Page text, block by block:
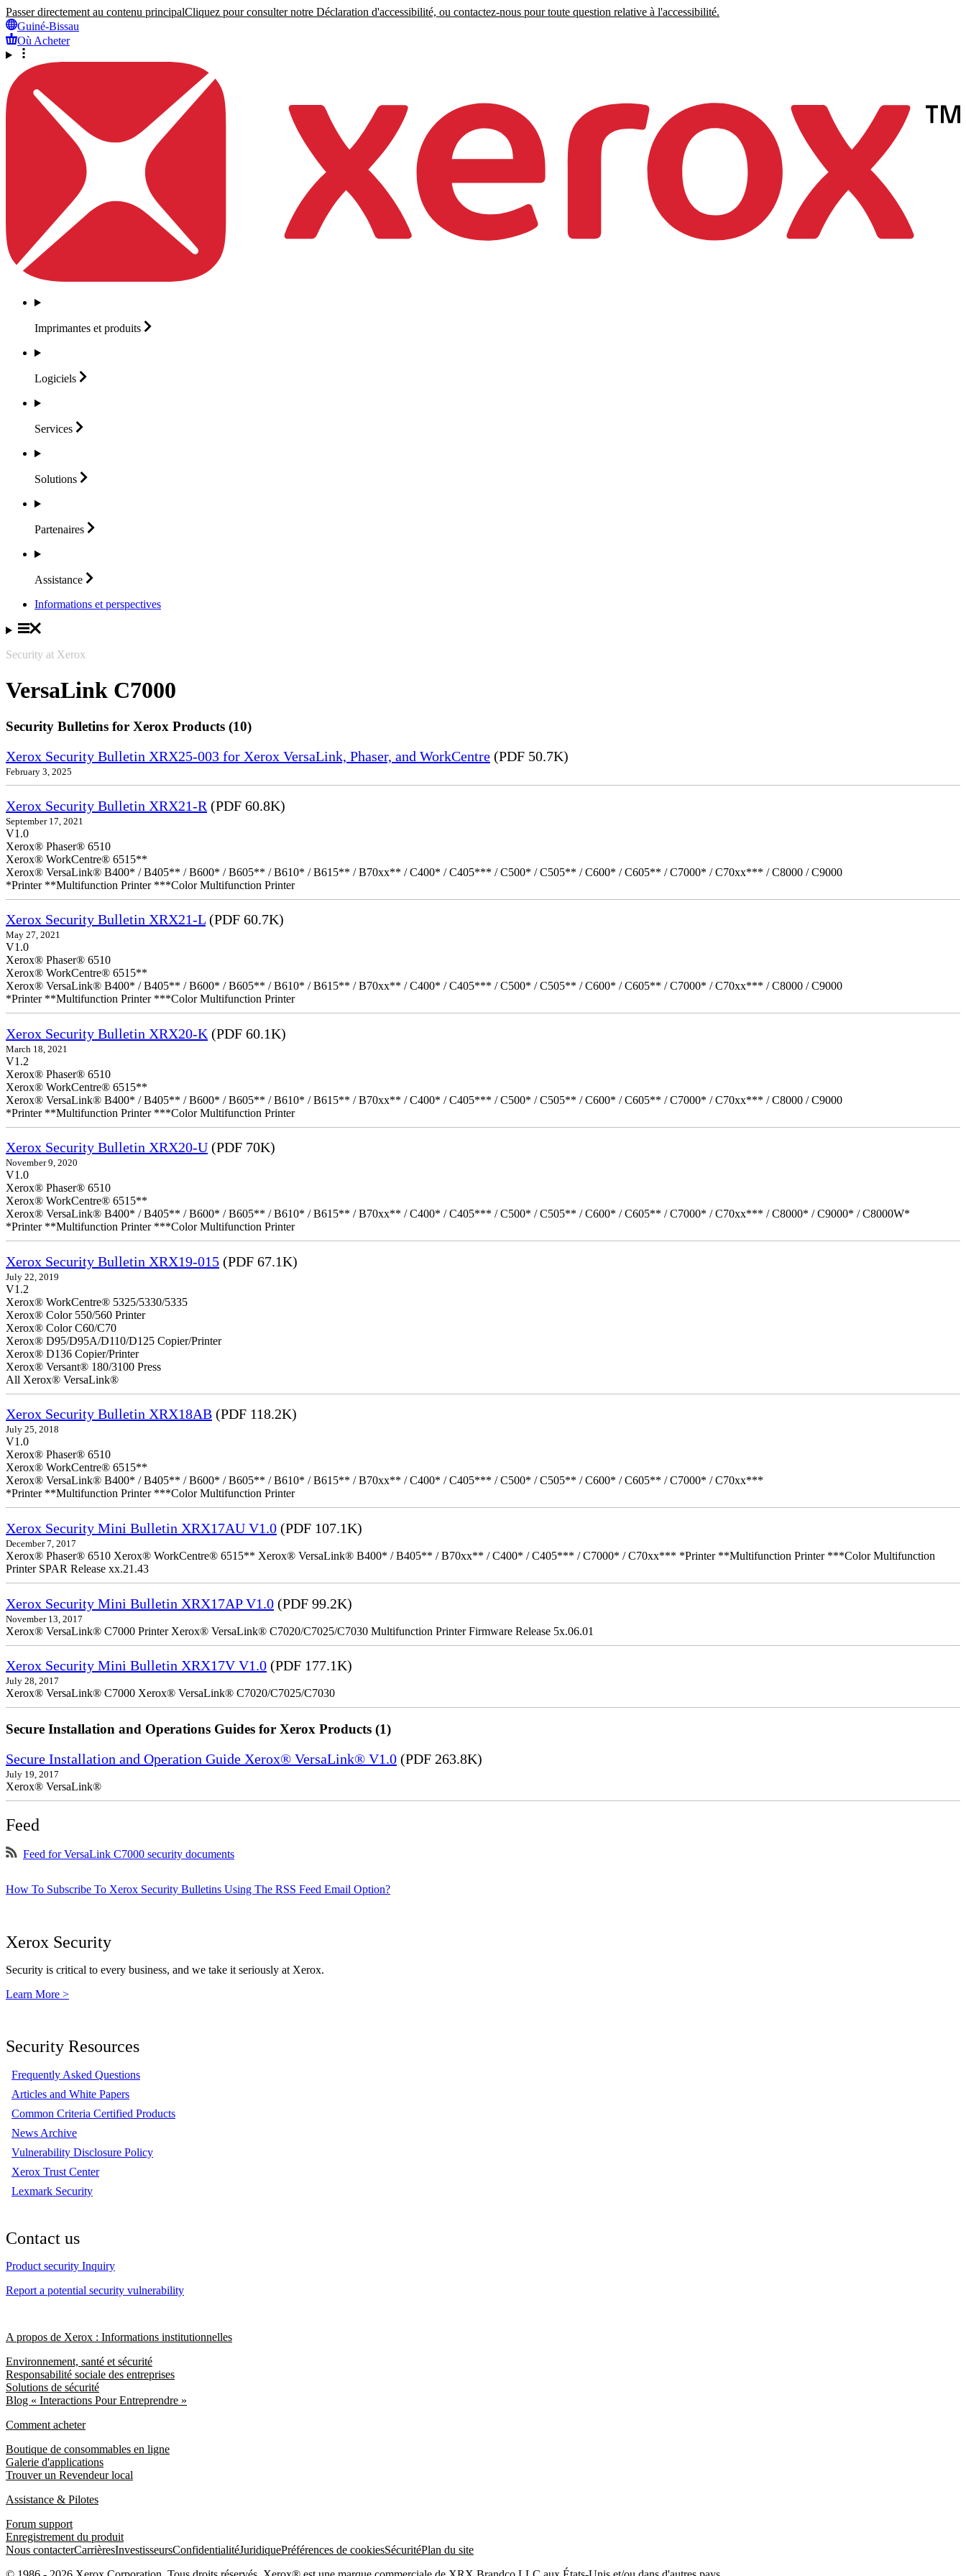
Passer directement au contenu principalCliquez pour consulter notre Déclaration d'accessibilité, ou contactez-nous pour toute question relative à l'accessibilité.
Guiné-Bissau
Où Acheter
Imprimantes et produits
Logiciels
Services
Solutions
Partenaires
Assistance
Informations et perspectives
Security at Xerox
VersaLink C7000
Security Bulletins for Xerox Products (10)
Xerox Security Bulletin XRX25-003 for Xerox VersaLink, Phaser, and WorkCentre (PDF 50.7K)
February 3, 2025
Xerox Security Bulletin XRX21-R (PDF 60.8K)
September 17, 2021
V1.0
Xerox® Phaser® 6510
Xerox® WorkCentre® 6515**
Xerox® VersaLink® B400* / B405** / B600* / B605** / B610* / B615** / B70xx** / C400* / C405*** / C500* / C505** / C600* / C605** / C7000* / C70xx*** / C8000 / C9000
*Printer **Multifunction Printer ***Color Multifunction Printer
Xerox Security Bulletin XRX21-L (PDF 60.7K)
May 27, 2021
V1.0
Xerox® Phaser® 6510
Xerox® WorkCentre® 6515**
Xerox® VersaLink® B400* / B405** / B600* / B605** / B610* / B615** / B70xx** / C400* / C405*** / C500* / C505** / C600* / C605** / C7000* / C70xx*** / C8000 / C9000
*Printer **Multifunction Printer ***Color Multifunction Printer
Xerox Security Bulletin XRX20-K (PDF 60.1K)
March 18, 2021
V1.2
Xerox® Phaser® 6510
Xerox® WorkCentre® 6515**
Xerox® VersaLink® B400* / B405** / B600* / B605** / B610* / B615** / B70xx** / C400* / C405*** / C500* / C505** / C600* / C605** / C7000* / C70xx*** / C8000 / C9000
*Printer **Multifunction Printer ***Color Multifunction Printer
Xerox Security Bulletin XRX20-U (PDF 70K)
November 9, 2020
V1.0
Xerox® Phaser® 6510
Xerox® WorkCentre® 6515**
Xerox® VersaLink® B400* / B405** / B600* / B605** / B610* / B615** / B70xx** / C400* / C405*** / C500* / C505** / C600* / C605** / C7000* / C70xx*** / C8000* / C9000* / C8000W*
*Printer **Multifunction Printer ***Color Multifunction Printer
Xerox Security Bulletin XRX19-015 (PDF 67.1K)
July 22, 2019
V1.2
Xerox® WorkCentre® 5325/5330/5335
Xerox® Color 550/560 Printer
Xerox® Color C60/C70
Xerox® D95/D95A/D110/D125 Copier/Printer
Xerox® D136 Copier/Printer
Xerox® Versant® 180/3100 Press
All Xerox® VersaLink®
Xerox Security Bulletin XRX18AB (PDF 118.2K)
July 25, 2018
V1.0
Xerox® Phaser® 6510
Xerox® WorkCentre® 6515**
Xerox® VersaLink® B400* / B405** / B600* / B605** / B610* / B615** / B70xx** / C400* / C405*** / C500* / C505** / C600* / C605** / C7000* / C70xx***
*Printer **Multifunction Printer ***Color Multifunction Printer
Xerox Security Mini Bulletin XRX17AU V1.0 (PDF 107.1K)
December 7, 2017
Xerox® Phaser® 6510 Xerox® WorkCentre® 6515** Xerox® VersaLink® B400* / B405** / B70xx** / C400* / C405*** / C7000* / C70xx*** *Printer **Multifunction Printer ***Color Multifunction
Printer SPAR Release xx.21.43
Xerox Security Mini Bulletin XRX17AP V1.0 (PDF 99.2K)
November 13, 2017
Xerox® VersaLink® C7000 Printer Xerox® VersaLink® C7020/C7025/C7030 Multifunction Printer Firmware Release 5x.06.01
Xerox Security Mini Bulletin XRX17V V1.0 (PDF 177.1K)
July 28, 2017
Xerox® VersaLink® C7000 Xerox® VersaLink® C7020/C7025/C7030
Secure Installation and Operations Guides for Xerox Products (1)
Secure Installation and Operation Guide Xerox® VersaLink® V1.0 (PDF 263.8K)
July 19, 2017
Xerox® VersaLink®
Feed
Feed for VersaLink C7000 security documents
How To Subscribe To Xerox Security Bulletins Using The RSS Feed Email Option?
Xerox Security
Security is critical to every business, and we take it seriously at Xerox.
Learn More >
Security Resources
Frequently Asked Questions
Articles and White Papers
Common Criteria Certified Products
News Archive
Vulnerability Disclosure Policy
Xerox Trust Center
Lexmark Security
Contact us
Product security Inquiry
Report a potential security vulnerability
A propos de Xerox : Informations institutionnelles
Environnement, santé et sécurité
Responsabilité sociale des entreprises
Solutions de sécurité
Blog « Interactions Pour Entreprendre »
Comment acheter
Boutique de consommables en ligne
Galerie d'applications
Trouver un Revendeur local
Assistance & Pilotes
Forum support
Enregistrement du produit
Nous contacterCarrièresInvestisseursConfidentialitéJuridiquePréférences de cookiesSécuritéPlan du site